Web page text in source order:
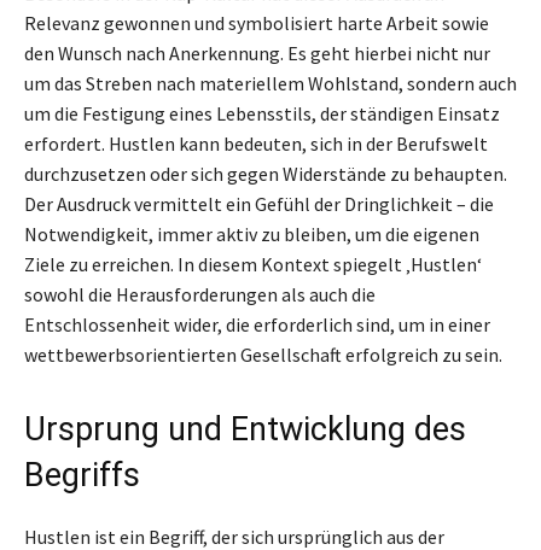
Relevanz gewonnen und symbolisiert harte Arbeit sowie
den Wunsch nach Anerkennung. Es geht hierbei nicht nur
um das Streben nach materiellem Wohlstand, sondern auch
um die Festigung eines Lebensstils, der ständigen Einsatz
erfordert. Hustlen kann bedeuten, sich in der Berufswelt
durchzusetzen oder sich gegen Widerstände zu behaupten.
Der Ausdruck vermittelt ein Gefühl der Dringlichkeit – die
Notwendigkeit, immer aktiv zu bleiben, um die eigenen
Ziele zu erreichen. In diesem Kontext spiegelt ‚Hustlen‘
sowohl die Herausforderungen als auch die
Entschlossenheit wider, die erforderlich sind, um in einer
wettbewerbsorientierten Gesellschaft erfolgreich zu sein.
Ursprung und Entwicklung des
Begriffs
Hustlen ist ein Begriff, der sich ursprünglich aus der